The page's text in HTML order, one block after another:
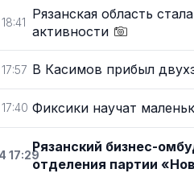
Рязанская область
активности
В Касимов прибыл
Фиксики научат
17:29
Рязанский бизнес-
отделения партии